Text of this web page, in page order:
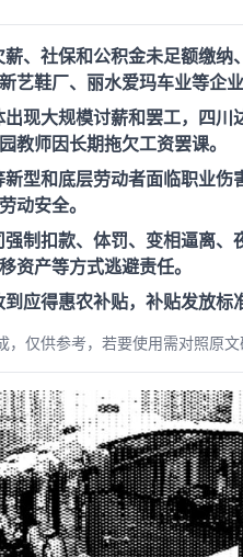
、社保和公积金未足额缴纳
艺鞋厂、丽水爱玛车业等企业
出现大规模讨薪和罢工，四
教师因长期拖欠工资罢课。
型和底层劳动者面临职业
动安全。
强制扣款、体罚、变相逼离
资产等方式逃避责任。
应得惠农补贴，补贴发放标
，仅供参考，若要使用需对照原文